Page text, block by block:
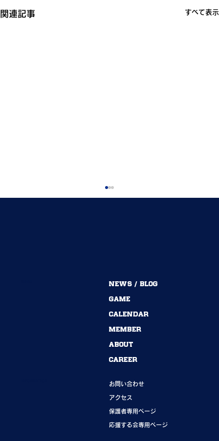
関連記事 すべて表示
54期→55期｜ありがとうございました！
お問い合わせ
アクセス
保護者専用ページ
応援する会専用ページ
NEWS / BLOG
GAME
CALENDAR
MEMBER
ABOUT
CAREER